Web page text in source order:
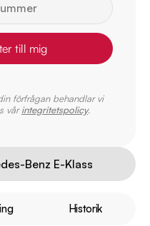
Historik
till mig
förfrågan behandlar vi
vårintegritetspolicy.
Benz E-Klass